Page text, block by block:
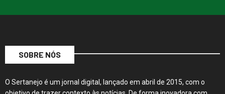
SOBRE NÓS
O Sertanejo é um jornal digital, lançado em abril de 2015, com o